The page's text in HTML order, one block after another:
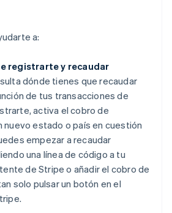
a:
registrarte y recaudar
dónde tienes que recaudar
de tus transacciones de
activa el cobro de
nuevo estado o país en cuestión
empezar a recaudar
una línea de código a tu
de Stripe o añadir el cobro de
solo pulsar un botón en el